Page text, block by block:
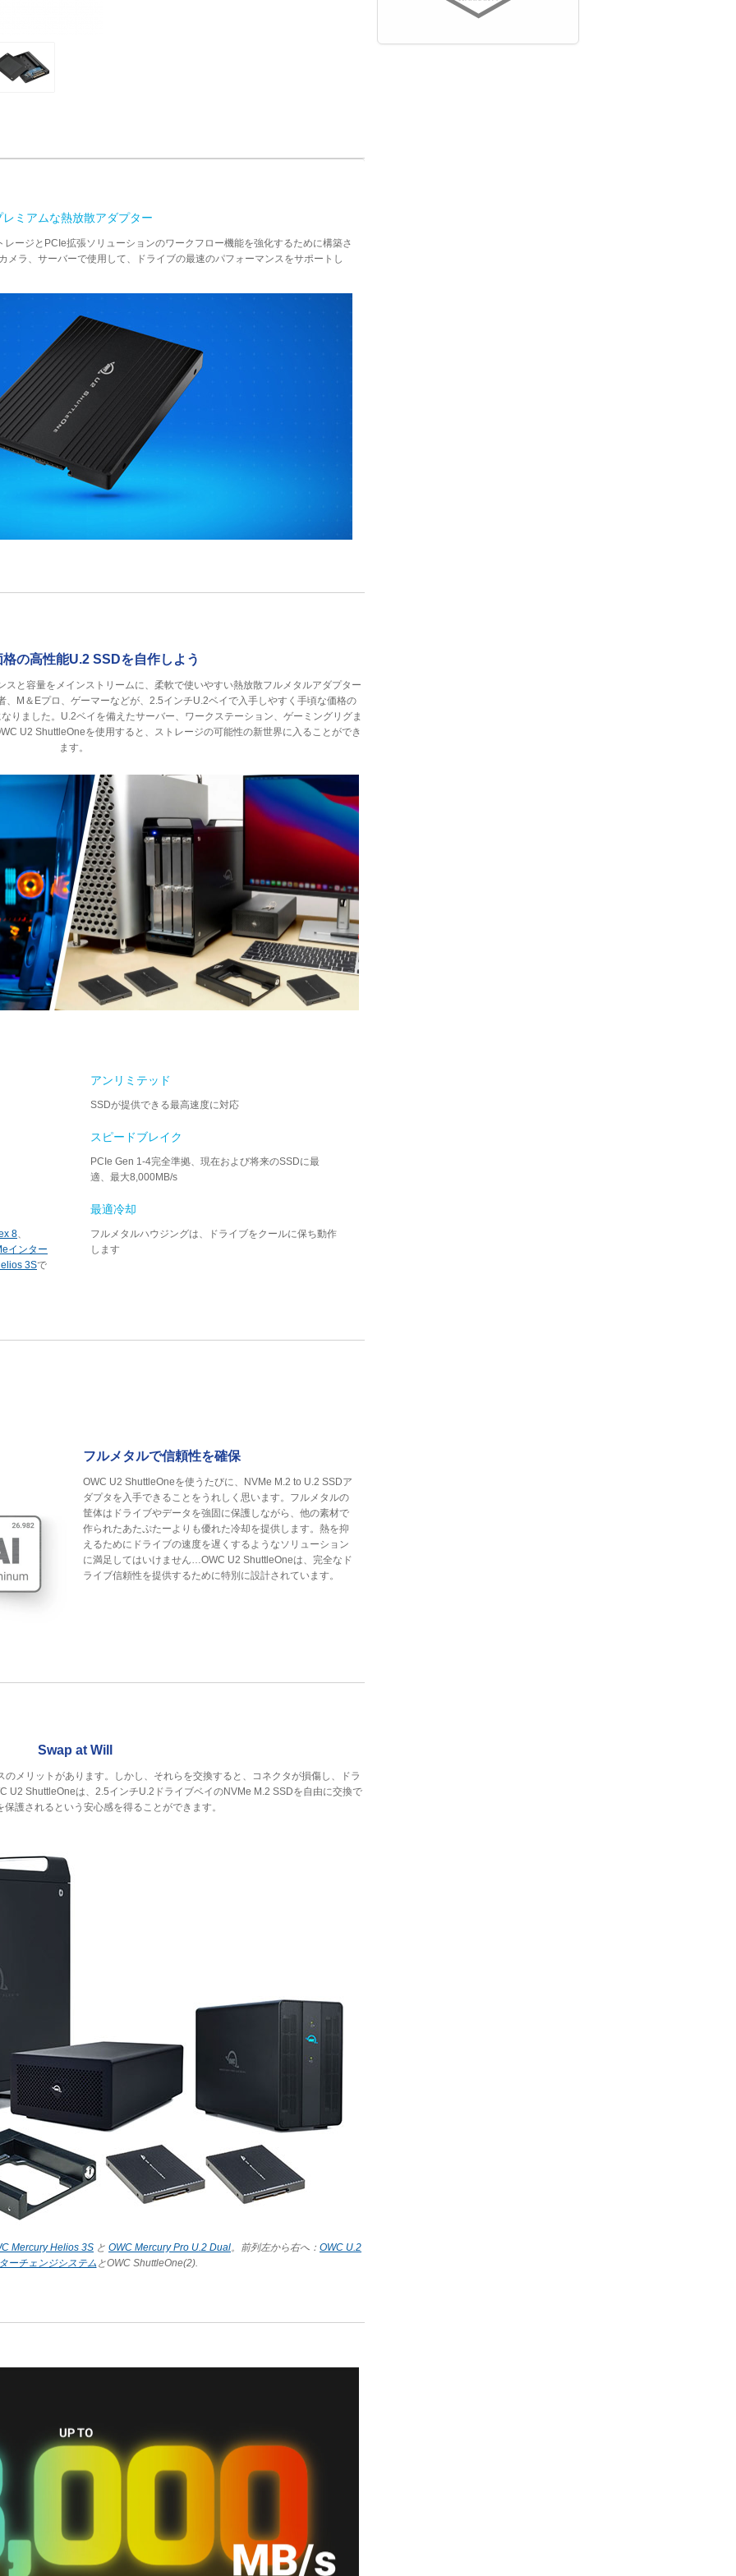
ミアムな熱放散アダプター
ージとPCIe拡張ソリューションのワークフロー機能を強化するために構築さ
メラ、サーバーで使用して、ドライブの最速のパフォーマンスをサポートし
の高性能U.2 SSDを自作しよう
と容量をメインストリームに、柔軟で使いやすい熱放散フルメタルアダプター
、M＆Eプロ、ゲーマーなどが、2.5インチU.2ベイで入手しやすく手頃な価格の
りました。U.2ベイを備えたサーバー、ワークステーション、ゲーミングリグま
U2 ShuttleOneを使用すると、ストレージの可能性の新世界に入ることができ
ます。
アンリミテッド
SSDが提供できる最高速度に対応
スピードブレイク
PCIe Gen 1-4完全準拠、現在および将来のSSDに最
適、最大8,000MB/s
8、
インター
3Sで
最適冷却
フルメタルハウジングは、ドライブをクールに保ち動作
します
フルメタルで信頼性を確保
OWC U2 ShuttleOneを使うたびに、NVMe M.2 to U.2 SSDア
ダプタを入手できることをうれしく思います。フルメタルの
筐体はドライブやデータを強固に保護しながら、他の素材で
作られたあたぷたーよりも優れた冷却を提供します。熱を抑
えるためにドライブの速度を遅くするようなソリューション
に満足してはいけません…OWC U2 ShuttleOneは、完全なド
ライブ信頼性を提供するために特別に設計されています。
Swap at Will
メリットがあります。しかし、それらを交換すると、コネクタが損傷し、ドラ
U2 ShuttleOneは、2.5インチU.2ドライブベイのNVMe M.2 SSDを自由に交換で
護されるという安心感を得ることができます。
Mercury Helios 3S と OWC Mercury Pro U.2 Dual。前列左から右へ： OWC U.2
ーチェンジシステム とOWC ShuttleOne(2).